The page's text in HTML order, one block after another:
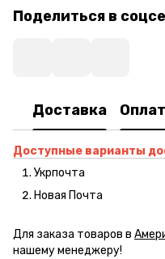
Поделиться в
Доставка
Доступные варианты
Укрпочта
Новая Почта
Для заказа товаров в
нашему менеджеру!